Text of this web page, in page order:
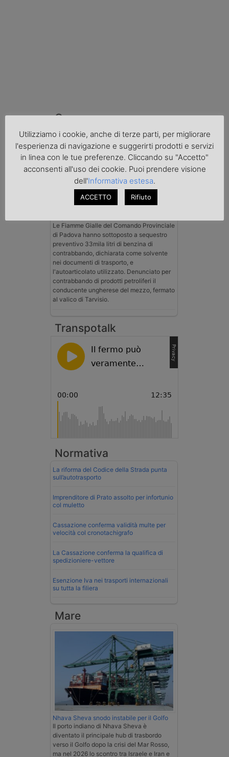
Cronaca
Le Fiamme Gialle del Comando Provinciale
di Padova hanno sottoposto a sequestro
preventivo 33mila litri di benzina di
contrabbando, dichiarata come solvente
nei documenti di trasporto, e
l'autoarticolato utilizzato. Denunciato per
contrabbando di prodotti petroliferi il
conducente ungherese del mezzo, fermato
al valico di Tarvisio.
Transpotalk
Normativa
La riforma del Codice della Strada punta
sull’autotrasporto
Imprenditore di Prato assolto per infortunio
col muletto
Cassazione conferma validità multe per
velocità col cronotachigrafo
La Cassazione conferma la qualifica di
spedizioniere-vettore
Esenzione Iva nei trasporti internazionali
su tutta la filiera
Mare
Nhava Sheva snodo instabile per il Golfo
Il porto indiano di Nhava Sheva è
diventato il principale hub di trasbordo
verso il Golfo dopo la crisi del Mar Rosso,
ma nel 2026 lo scontro tra Israele e Iran e
Utilizziamo i cookie, anche di terze parti, per migliorare
l'esperienza di navigazione e suggerirti prodotti e servizi
in linea con le tue preferenze. Cliccando su "Accetto"
acconsenti all'uso dei cookie. Puoi prendere visione
dell'Informativa estesa.
ACCETTO Rifiuto